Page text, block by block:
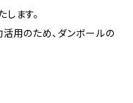
ます。
用のため、ダンボールの